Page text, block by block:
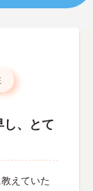
し、とて
えていた